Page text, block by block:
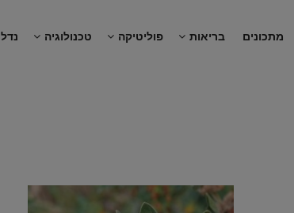
מתכונים בריאות פוליטיקה טכנולוגיה